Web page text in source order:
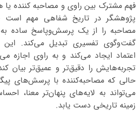
فهم مشترک بین راوی و مصاحبه کننده یا
پژوهشگر در تاریخ شفاهی مهم است
مصاحبه را از یک پرسش‌وپاسخ ساده
گفت‌وگوی تفسیری تبدیل می‌کند. این
اعتماد ایجاد می‌کند و به راوی اجازه
تجربه‌هایش را دقیق‌تر و عمیق‌تر بیان
حالی که مصاحبه‌کننده با پرسش‌های
می‌تواند به لایه‌های پنهان‌تر معنا،
زمینه تاریخی دست یابد.